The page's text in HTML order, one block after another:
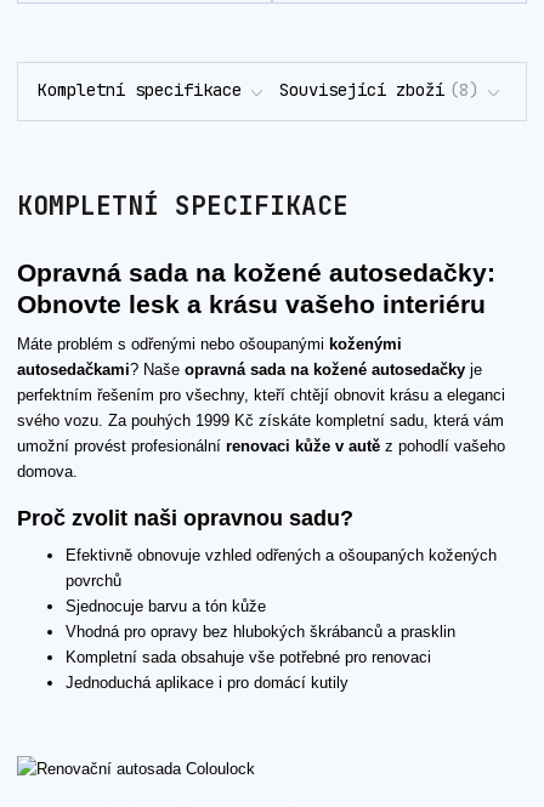
Kompletní specifikace Související zboží 8
KOMPLETNÍ SPECIFIKACE
Opravná sada na kožené autosedačky:
Obnovte lesk a krásu vašeho interiéru
Máte problém s odřenými nebo ošoupanými koženými
autosedačkami? Naše opravná sada na kožené autosedačky je
perfektním řešením pro všechny, kteří chtějí obnovit krásu a eleganci
svého vozu. Za pouhých 1999 Kč získáte kompletní sadu, která vám
umožní provést profesionální renovaci kůže v autě z pohodlí vašeho
domova.
Proč zvolit naši opravnou sadu?
Efektivně obnovuje vzhled odřených a ošoupaných kožených
povrchů
Sjednocuje barvu a tón kůže
Vhodná pro opravy bez hlubokých škrábanců a prasklin
Kompletní sada obsahuje vše potřebné pro renovaci
Jednoduchá aplikace i pro domácí kutily